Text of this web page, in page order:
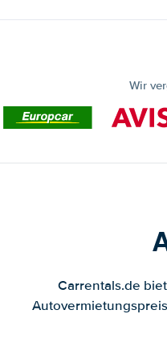
Wir
Carrentals.de